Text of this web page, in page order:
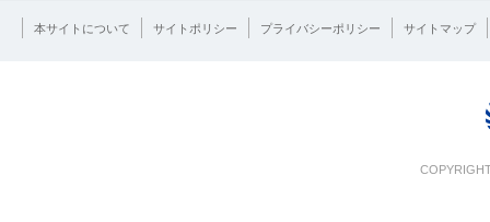
本サイトについて サイトポリシー プライバシーポリシー サイトマップ